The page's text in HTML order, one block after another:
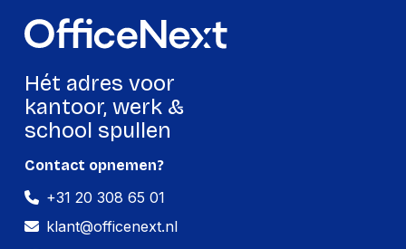
Hoogte:
-
Gewicht:
Hét adres voor
kantoor, werk &
school spullen
Contact opnemen?
+31 20 308 65 01
klant@officenext.nl